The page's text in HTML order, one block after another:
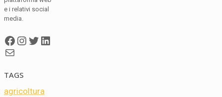
e i relativi social
media.
Facebook
Instagram
Twitter
LinkedIn
Mail
TAGS
agricoltura